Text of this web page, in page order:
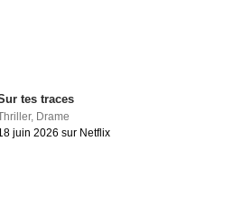
tes traces
, Drame
juin 2026 sur Netflix